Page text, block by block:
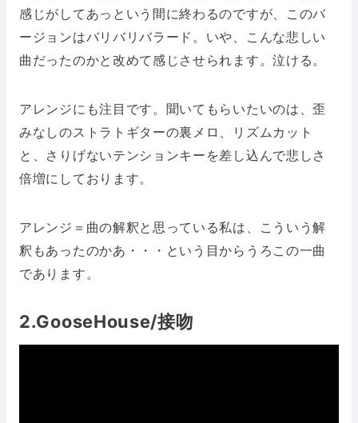
感じがしてあっという間に終わるのですが、このバ
ージョンはバリバリバラード。いや、こんな悲しい
曲だったのかと改めて感じさせられます。泣ける。
アレンジにも注目です。聞いてもらいたいのは、歪
みなしのストラトギターの裏メロ、リズムカット
と、さりげないテンションキーを差し込んで悲しさ
倍増にしております。
アレンジ＝曲の解釈と思っている私は、こういう解
釈もあったのかあ・・・という目からうろこの一曲
であります。
2.GooseHouse/接吻